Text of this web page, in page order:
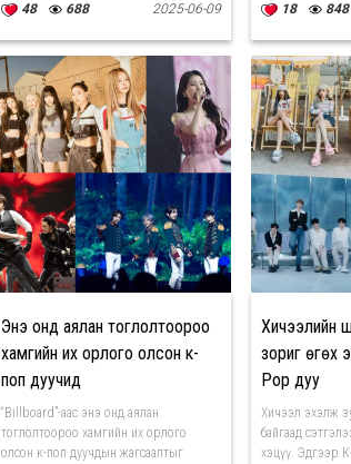
48 688 2025-06-09 18 848
Энэ онд аялан тоглолтоороо
хамгийн их орлого олсон к-
поп дуучид
“Billboard”-аас энэ онд аялан
тоглолтоороо хамгийн их орлого
олсон к-поп дуучдын жагсаалтыг
Хичээлийн
зориг өгөх
Pop дуу
Хичээл эхэлж
байгаад
хэцүү. Эдгээр